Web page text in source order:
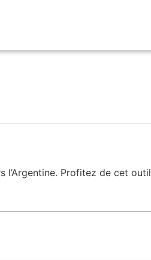
l’Argentine. Profitez de cet outil